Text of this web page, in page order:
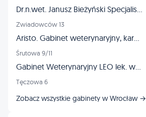
Dr.n.wet. Janusz Bieżyński Specjalista chirurg - złamania dysplazja
Zwiadowców 13
Aristo. Gabinet weterynaryjny, karmy dla zwierząt, strzyżenie
Śrutowa 9/11
Gabinet Weterynaryjny LEO lek. wet. Tomasz Frankowski
Tęczowa 6
Zobacz wszystkie gabinety w Wrocław →